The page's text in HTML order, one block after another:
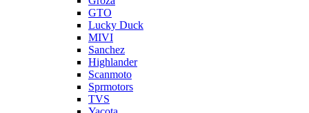
GTO
Lucky Duck
MIVI
Sanchez
Highlander
Scanmoto
Sprmotors
TVS